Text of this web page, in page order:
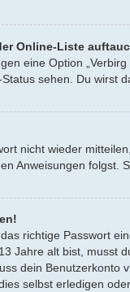
Online-Liste
eine Option
sehen. Du wirst
nicht wieder
Anweisungen folgst.
richtige Passwort
Jahre alt bist, musst
dein
selbst erledigen